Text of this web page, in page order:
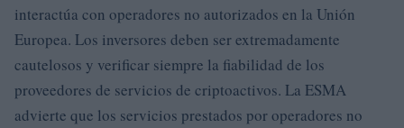
interactúa con operadores no autorizados en la Unión
Europea. Los inversores deben ser extremadamente
cautelosos y verificar siempre la fiabilidad de los
proveedores de servicios de criptoactivos. La ESMA
advierte que los servicios prestados por operadores no